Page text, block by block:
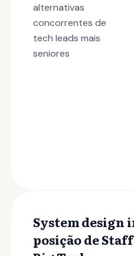
alternativas
concorrentes de
tech leads mais
seniores
System design
posição de